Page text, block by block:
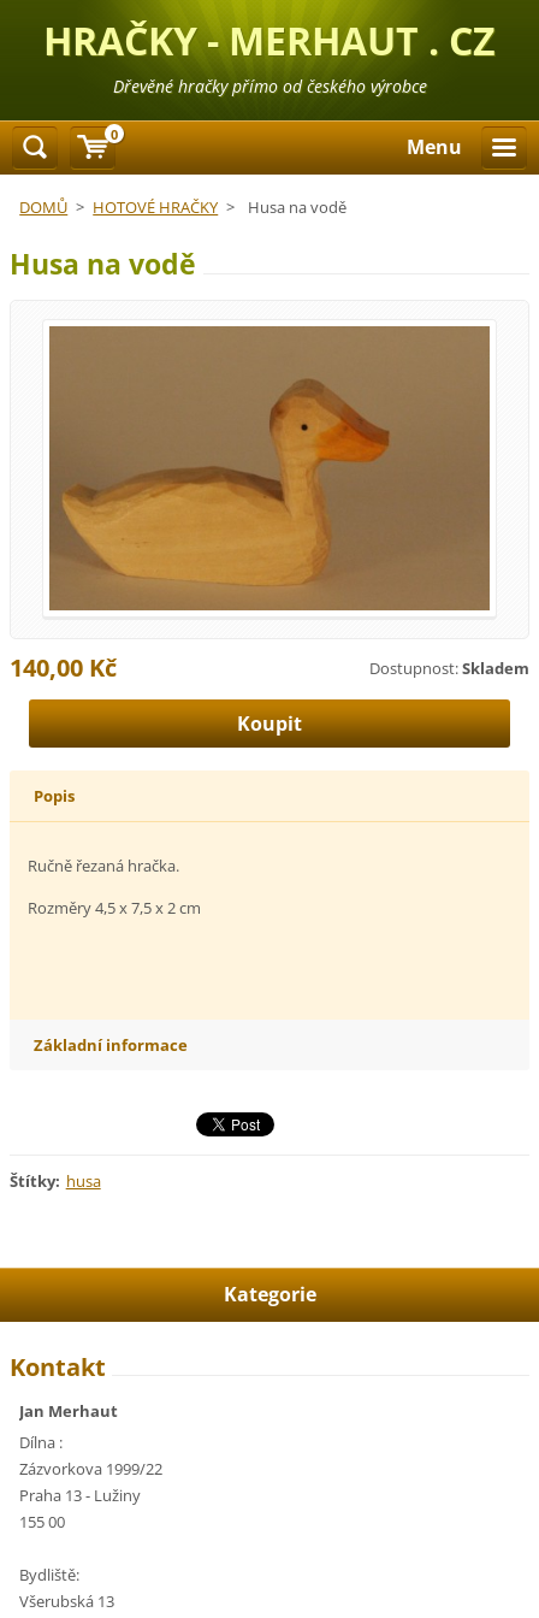
HRAČKY - MERHAUT . CZ
Dřevěné hračky přímo od českého výrobce
Menu
DOMŮ > HOTOVÉ HRAČKY > Husa na vodě
Husa na vodě
Dostupnost:Skladem
140,00 Kč
Popis
Ručně řezaná hračka.
Rozměry 4,5 x 7,5 x 2 cm
Základní informace
Štítky: husa
Kategorie
Kontakt
Jan Merhaut
Dílna :
Zázvorkova 1999/22
Praha 13 - Lužiny
155 00
Bydliště:
Všerubská 13
0